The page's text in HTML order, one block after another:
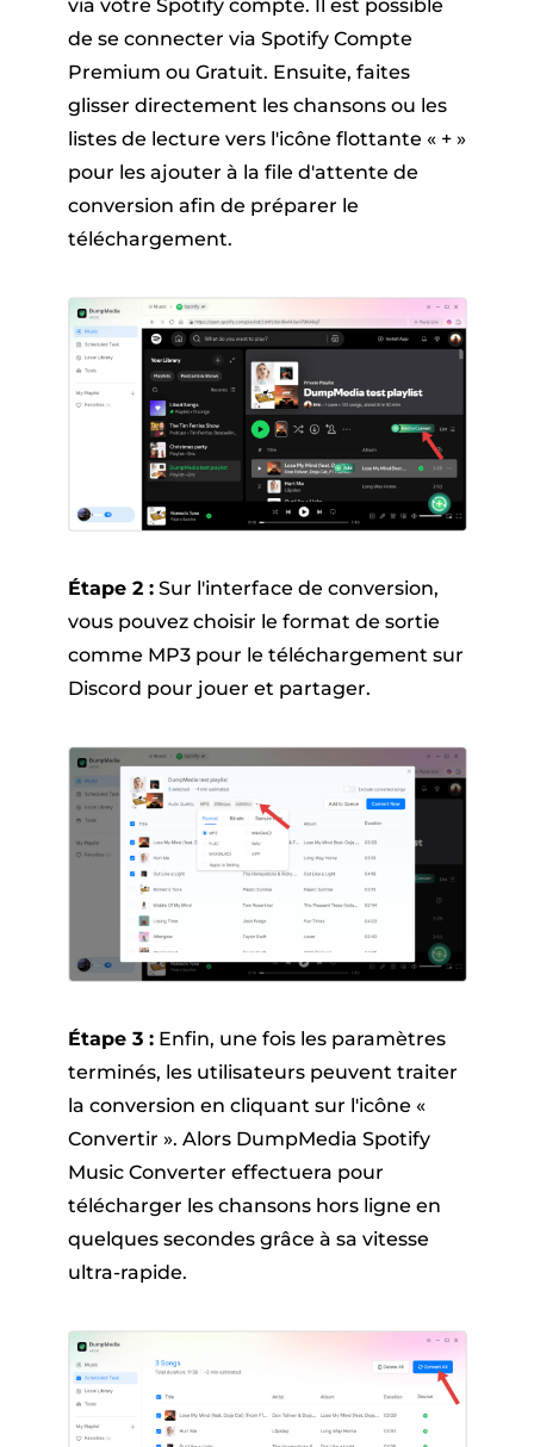
via votre Spotify compte. Il est possible
de se connecter via Spotify Compte
Premium ou Gratuit. Ensuite, faites
glisser directement les chansons ou les
listes de lecture vers l'icône flottante « + »
pour les ajouter à la file d'attente de
conversion afin de préparer le
téléchargement.
Étape 2 :Sur l'interface de conversion,
vous pouvez choisir le format de sortie
comme MP3 pour le téléchargement sur
Discord pour jouer et partager.
Étape 3 :Enfin, une fois les paramètres
terminés, les utilisateurs peuvent traiter
la conversion en cliquant sur l'icône «
Convertir ». Alors DumpMedia Spotify
Music Converter effectuera pour
télécharger les chansons hors ligne en
quelques secondes grâce à sa vitesse
ultra-rapide.